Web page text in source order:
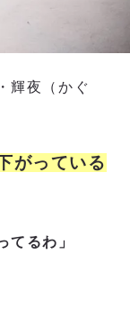
輝夜（かぐ
がっている
てるわ」